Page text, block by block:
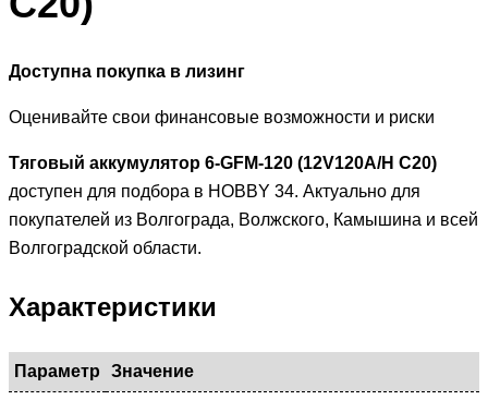
Доступна покупка в лизинг
Оценивайте свои финансовые возможности и риски
Тяговый аккумулятор 6-GFM-120 (12V120A/H C20)
доступен для подбора в HOBBY 34. Актуально для
покупателей из Волгограда, Волжского, Камышина и всей
Волгоградской области.
Характеристики
Параметр Значение